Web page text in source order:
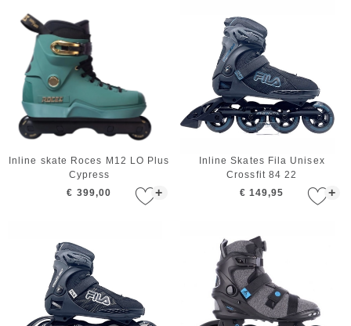
+
Inline skate Roces M12 LO Plus
Cypress
€ 399,00
+
Inline Skates Fila Unisex
Crossfit 84 22
€ 149,95